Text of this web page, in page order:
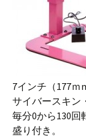
7インチ（177
サイバースキン
毎分0から130回
盛り付き。